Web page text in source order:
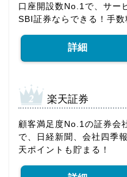
口座開設数No.1で、サー
SBI証券ならできる！手数
詳細
楽天証券
顧客満足度No.1の証券会
で、日経新聞、会社四季
天ポイントも貯まる！